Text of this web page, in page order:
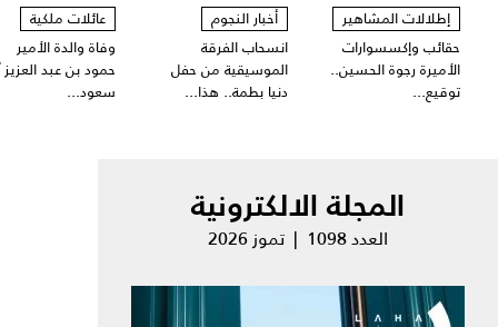
إطلالات المشاهير
حقائب وإكسسوارات
الأميرة رجوة الحسين..
توقيع...
أخبار النجوم
انسحاب الفرقة
الموسيقية من حفل
دنيا بطمة.. هذا...
عائلات ملكية
وفاة والدة الأمير
حمود بن عبد العزيز
سعود...
المجلة الالكترونية
العدد 1098 | تموز 2026